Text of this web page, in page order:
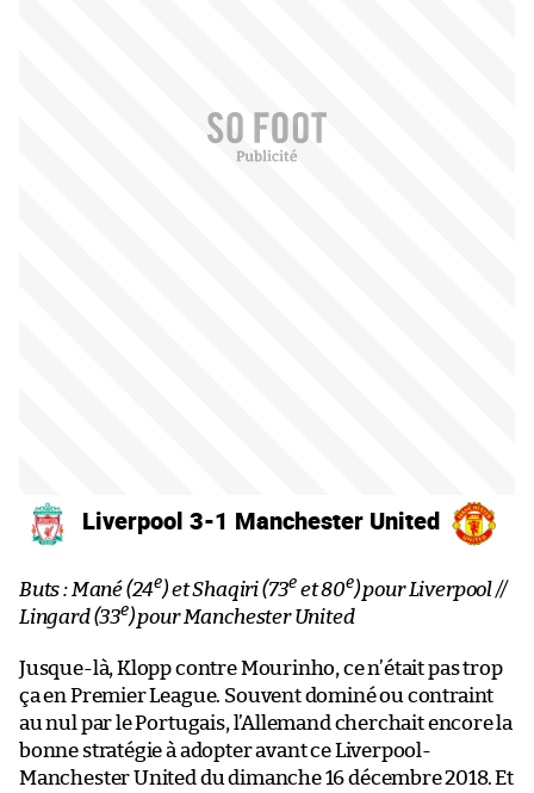
Liverpool 3-1 Manchester United
Buts : Mané (24e) et Shaqiri (73e et 80e) pour Liverpool //
Lingard (33e) pour Manchester United
Jusque-là, Klopp contre Mourinho, ce n’était pas trop
ça en Premier League. Souvent dominé ou contraint
au nul par le Portugais, l’Allemand cherchait encore la
bonne stratégie à adopter avant ce Liverpool-
Manchester United du dimanche 16 décembre 2018. Et